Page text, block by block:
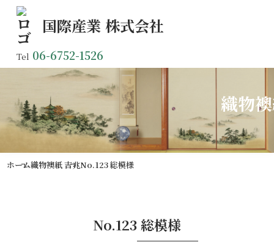
国際産業 株式会社
Tel 06-6752-1526
織物
ホーム織物襖紙 吉兆No.123 総模様
No.123 総模様